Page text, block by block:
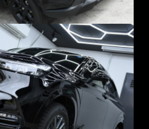
窓ガラス撥水（全面）今回はトヨタ・RAV4を
新車でのご入庫でしたが、塗装面にごくわずか
ため、下地処理として丁寧に研磨を行い、塗面…